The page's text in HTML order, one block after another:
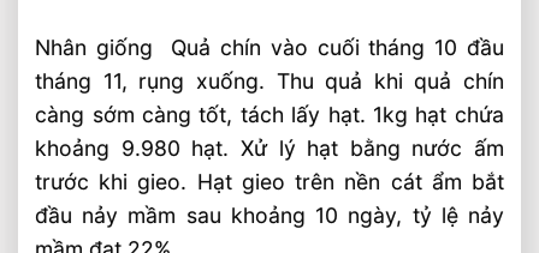
Nhân giống Quả chín vào cuối tháng 10 đầu
tháng 11, rụng xuống. Thu quả khi quả chín
càng sớm càng tốt, tách lấy hạt. 1kg hạt chứa
khoảng 9.980 hạt. Xử lý hạt bằng nước ấm
trước khi gieo. Hạt gieo trên nền cát ẩm bắt
đầu nảy mầm sau khoảng 10 ngày, tỷ lệ nảy